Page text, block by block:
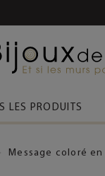
LES PRODUITS
Message coloré